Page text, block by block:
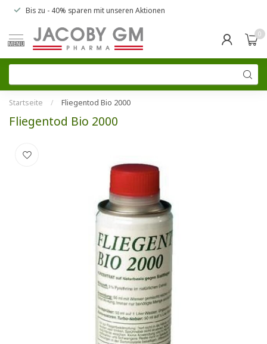
Bis zu - 40% sparen mit unseren Aktionen
MENU
0
Startseite / Fliegentod Bio 2000
Fliegentod Bio 2000